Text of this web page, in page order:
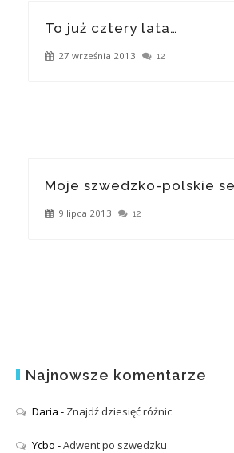
To już cztery lata…
27 września 2013 12
Moje szwedzko-polskie
9 lipca 2013 12
Najnowsze komentarze
Daria - Znajdź dziesięć różnic
Ycbo -Adwent po szwedzku